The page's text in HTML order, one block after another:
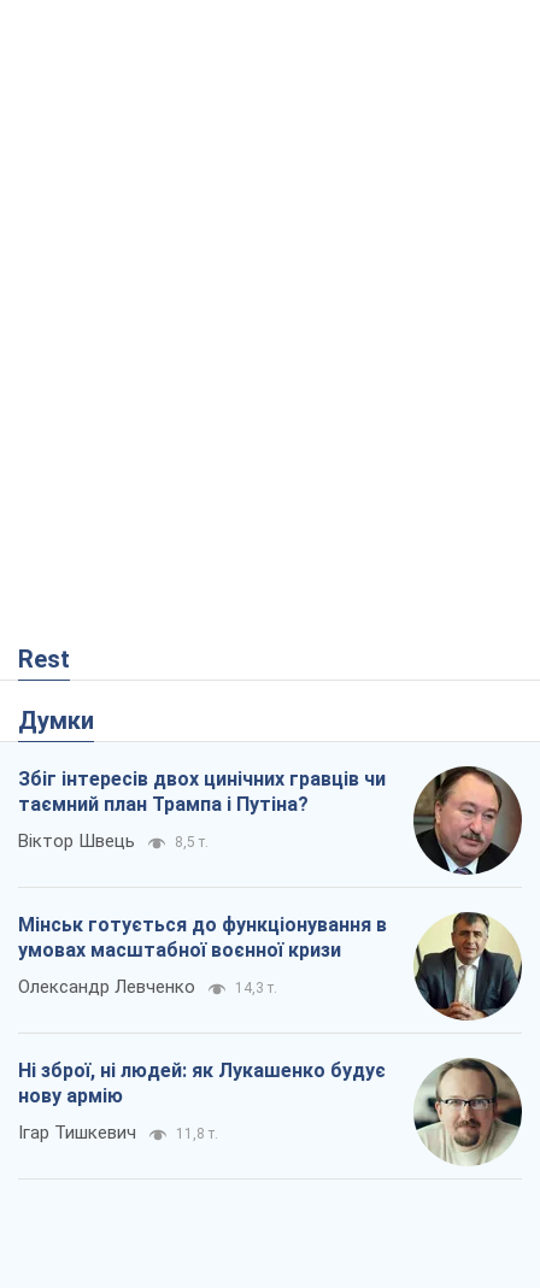
Rest
Думки
Збіг інтересів двох цинічних гравців чи
таємний план Трампа і Путіна?
Віктор Швець 8,5 т.
Мінськ готується до функціонування в
умовах масштабної воєнної кризи
Олександр Левченко 14,3 т.
Ні зброї, ні людей: як Лукашенко будує
нову армію
Ігар Тишкевич 11,8 т.